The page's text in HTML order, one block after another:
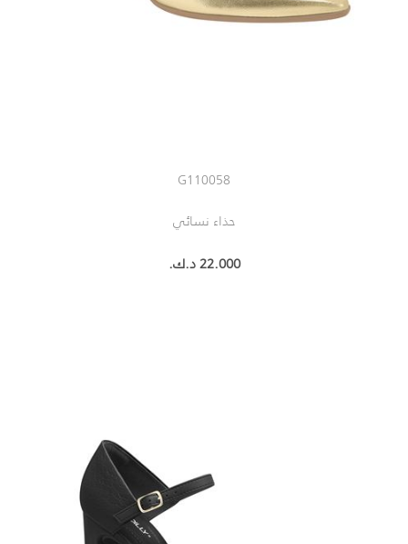
G110058
حذاء نسائي
22.000 د.ك.‏